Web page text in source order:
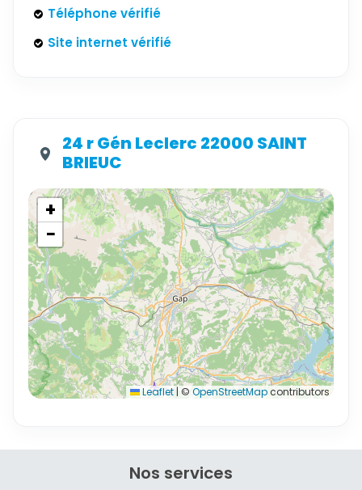
Téléphone vérifié
Site internet vérifié
24 r Gén Leclerc 22000 SAINT
BRIEUC
+
−
Leaflet | © OpenStreetMapcontributors
Nos services